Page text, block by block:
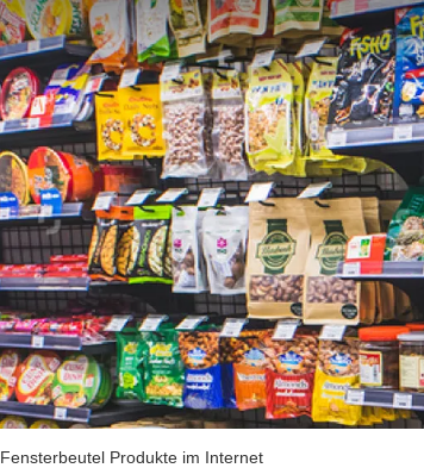
Fensterbeutel Produkte im Internet